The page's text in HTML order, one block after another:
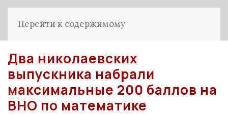
Перейти к содержимому
Два николаевских
выпускника набрали
максимальные 200 баллов на
ВНО по математике